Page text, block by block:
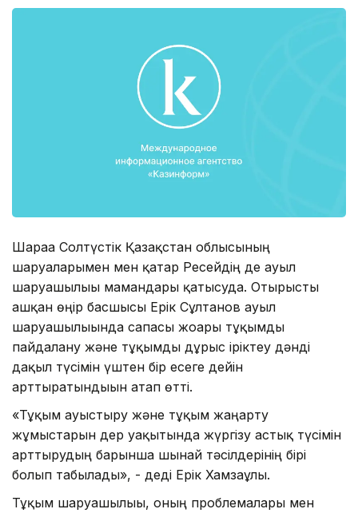
Шараға Солтүстік Қазақстан облысының
шаруаларымен мен қатар Ресейдің де ауыл
шаруашылығы мамандары қатысуда. Отырысты
ашқан өңір басшысы Ерік Сұлтанов ауыл
шаруашылығында сапасы жоғары тұқымды
пайдалану және тұқымды дұрыс іріктеу дәнді
дақыл түсімін үштен бір есеге дейін
арттыратындығын атап өтті.
«Тұқым ауыстыру және тұқым жаңарту
жұмыстарын дер уақытында жүргізу астық түсімін
арттырудың барынша шынай тәсілдерінің бірі
болып табылады», - деді Ерік Хамзаұлы.
Тұқым шаруашылығы, оның проблемалары мен